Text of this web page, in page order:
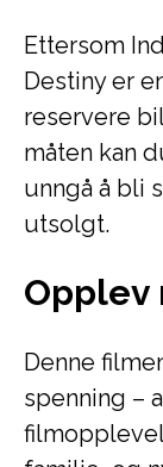
Ettersom
Destiny er
reservere
måten kan
unngå å bli
utsolgt.
Opplev
Denne
spenning –